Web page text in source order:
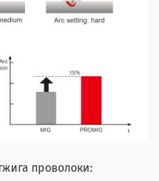
проволоки: